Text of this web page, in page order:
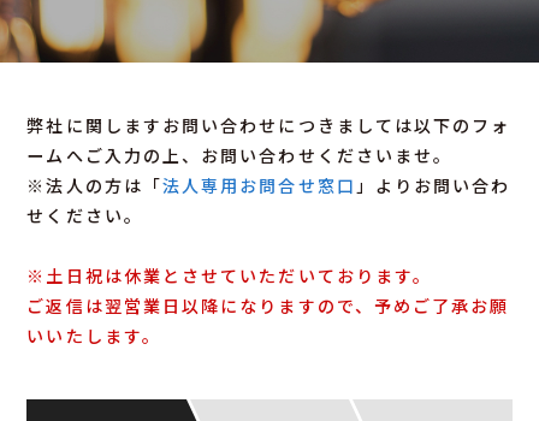
弊社に関しますお問い合わせにつきましては以下のフォ
ームへご入力の上、お問い合わせくださいませ。
※法人の方は「法人専用お問合せ窓口 」よりお問い合わ
せください。
※土日祝は休業とさせていただいております。
ご返信は翌営業日以降になりますので、予めご了承お願
いいたします。